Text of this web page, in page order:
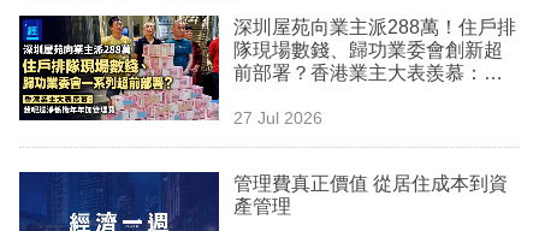
題
投
資
樓
市
深圳屋苑向業主派288萬！住戶排
隊現場數錢、歸功業委會創新超
前部署？香港業主大表羨慕：淨
27 Jul 2026
管理費真正價值 從居住成本到資
產管理